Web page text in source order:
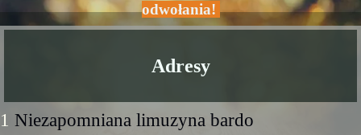
odwołania!
Adresy
1 Niezapomniana limuzyna bardo